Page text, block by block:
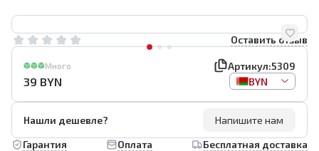
Оставить отзыв
Много Артикул:5309
39 BYN BYN
Нашли дешевле?
Напишите нам
Гарантия
Оплата Бесплатная доставка